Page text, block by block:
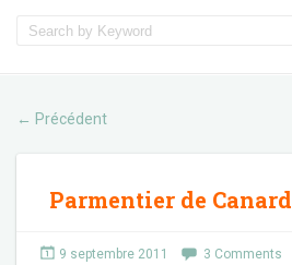
← Précédent
Parmentier de Canard
9 septembre 2011 3 Comments